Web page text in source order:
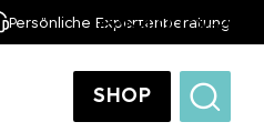
Persönliche Expertenberatung
DE
SHOP